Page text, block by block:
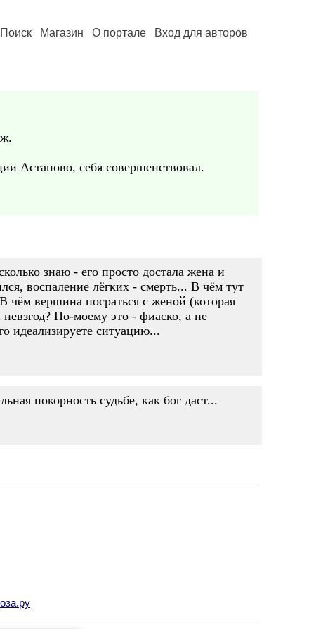
Поиск Магазин О портале Вход для авторов
Астапово, себя совершенствовал.
знаю - его просто достала жена и
воспаление лёгких - смерть... В чём тут
вершина посраться с женой (которая
По-моему это - фиаско, а не
идеализируете ситуацию...
покорность судьбе, как бог даст...